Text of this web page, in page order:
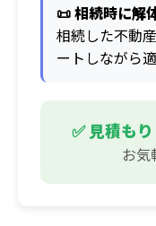
📜 相続時に解
相続した不動
ートしながら
✅ 見積も
お気